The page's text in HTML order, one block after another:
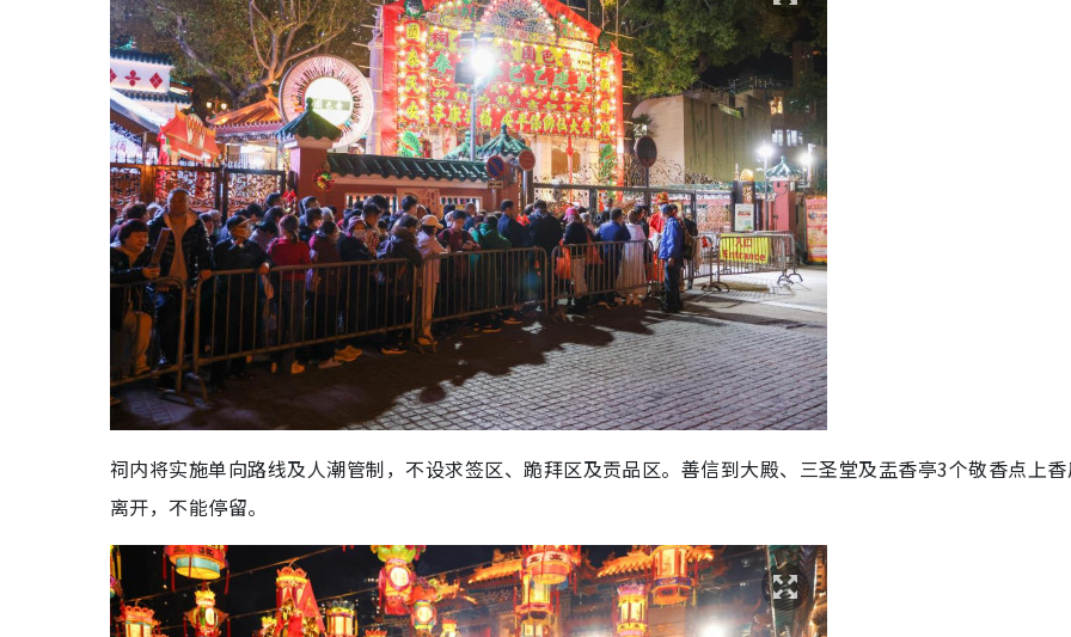
祠内将实施单向路线及人潮管制，不设求签区、跪拜区及贡品区。善信到大殿、三圣堂及盂香亭3个敬香点上
离开，不能停留。